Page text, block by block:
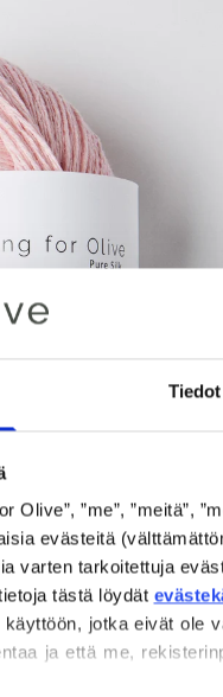
Tiedot
Olive”, ”me”, ”meitä”,
evästeitä
varten tarkoitettuja
tästä löydät
jotka eivät ole
ja että me,